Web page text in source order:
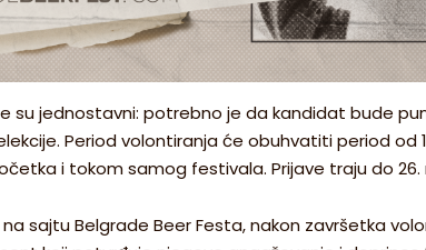
su jednostavni: potrebno je da kandidat bude
Period volontiranja će obuhvatiti period od
i tokom samog festivala. Prijave traju do 26.
sajtu Belgrade Beer Festa, nakon završetka